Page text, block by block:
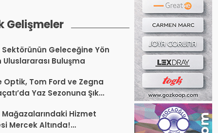
Gelişmeler
Geleceğine Yön
Uluslararası Buluşma
Optik, Tom Ford ve Zegna
Yaz Sezonuna Şık
Hizmet
Mercek Altında!